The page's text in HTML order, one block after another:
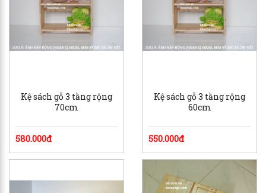
Kệ sách gỗ 3 tầng rộng
70cm
580.000đ
Kệ sách gỗ 3 tầng rộng
60cm
550.000đ